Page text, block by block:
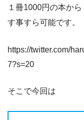
１冊1000円の本か
す事すら可能です。
https://twitter.com/
7?s=20
そこで今回は